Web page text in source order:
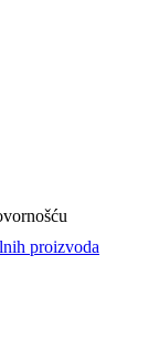
proizvoda